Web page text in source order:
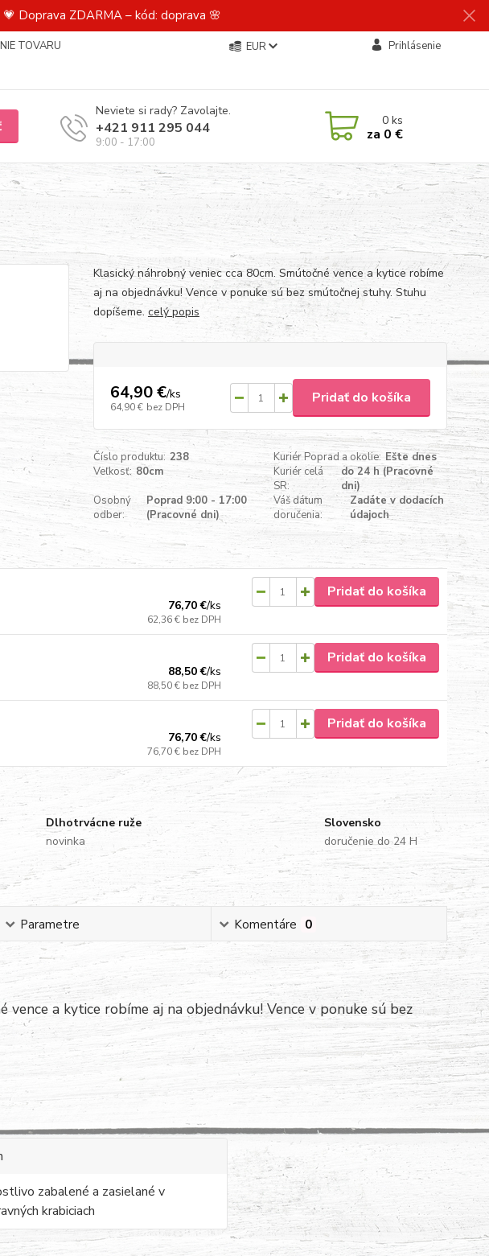
Doprava ZDARMA – kód: doprava 🌸
TOVARU
EUR Prihlásenie
Neviete si rady? Zavolajte.
+421 911 295 044
9:00 - 17:00
0ks
za 0 €
Klasický náhrobný veniec cca 80cm. Smútočné vence a kytice robíme
aj na objednávku! Vence v ponuke sú bez smútočnej stuhy. Stuhu
dopíšeme. celý popis
64,90 €/ks
64,90 € bez DPH
Pridať do košíka
Číslo produktu: 238 Kuriér Poprad a okolie: Ešte dnes
Veľkosť: 80cm
Kuriér celá
SR:
do 24 h (Pracovné
dni)
Osobný
odber:
Poprad 9:00 - 17:00
(Pracovné dni)
Váš dátum
doručenia:
Zadáte v dodacích
údajoch
76,70 €/ks
62,36 € bez DPH
Pridať do košíka
88,50 €/ks
88,50 € bez DPH
Pridať do košíka
76,70 €/ks
76,70 € bez DPH
Pridať do košíka
Dlhotrvácne ruže
novinka
Slovensko
doručenie do 24 H
Parametre Komentáre 0
vence a kytice robíme aj na objednávku! Vence v ponuke sú bez
zabalené a zasielané v
krabiciach